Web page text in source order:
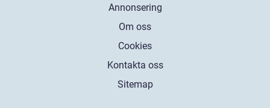
Annonsering
Om oss
Cookies
Kontakta oss
Sitemap